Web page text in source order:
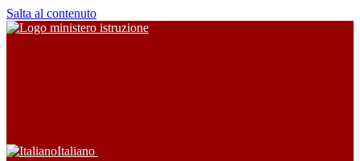
Salta al contenuto
Italiano